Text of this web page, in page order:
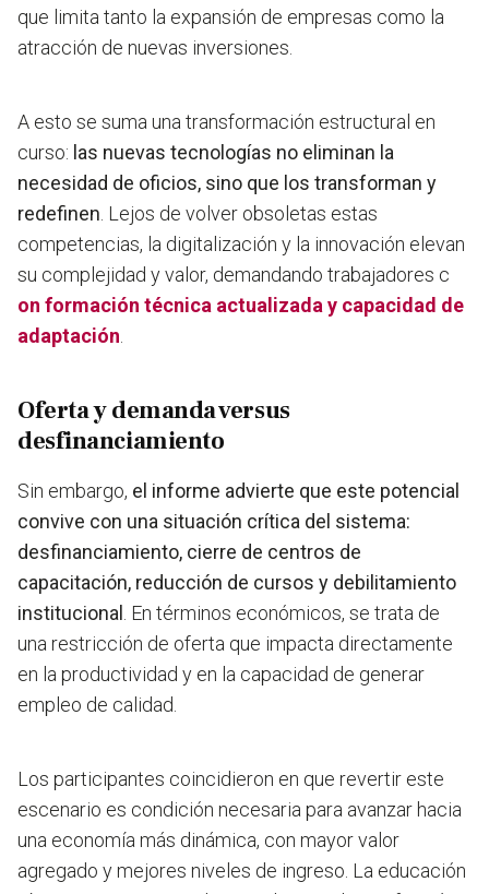
que limita tanto la expansión de empresas como la
atracción de nuevas inversiones.
A esto se suma una transformación estructural en
curso: las nuevas tecnologías no eliminan la
necesidad de oficios, sino que los transforman y
redefinen. Lejos de volver obsoletas estas
competencias, la digitalización y la innovación elevan
su complejidad y valor, demandando trabajadores c
on formación técnica actualizada y capacidad de
adaptación.
Oferta y demanda versus
desfinanciamiento
Sin embargo, el informe advierte que este potencial
convive con una situación crítica del sistema:
desfinanciamiento, cierre de centros de
capacitación, reducción de cursos y debilitamiento
institucional . En términos económicos, se trata de
una restricción de oferta que impacta directamente
en la productividad y en la capacidad de generar
empleo de calidad.
Los participantes coincidieron en que revertir este
escenario es condición necesaria para avanzar hacia
una economía más dinámica, con mayor valor
agregado y mejores niveles de ingreso. La educación